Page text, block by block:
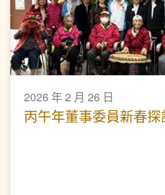
2026 年 2 月 26 日
丙午年董事委員新春